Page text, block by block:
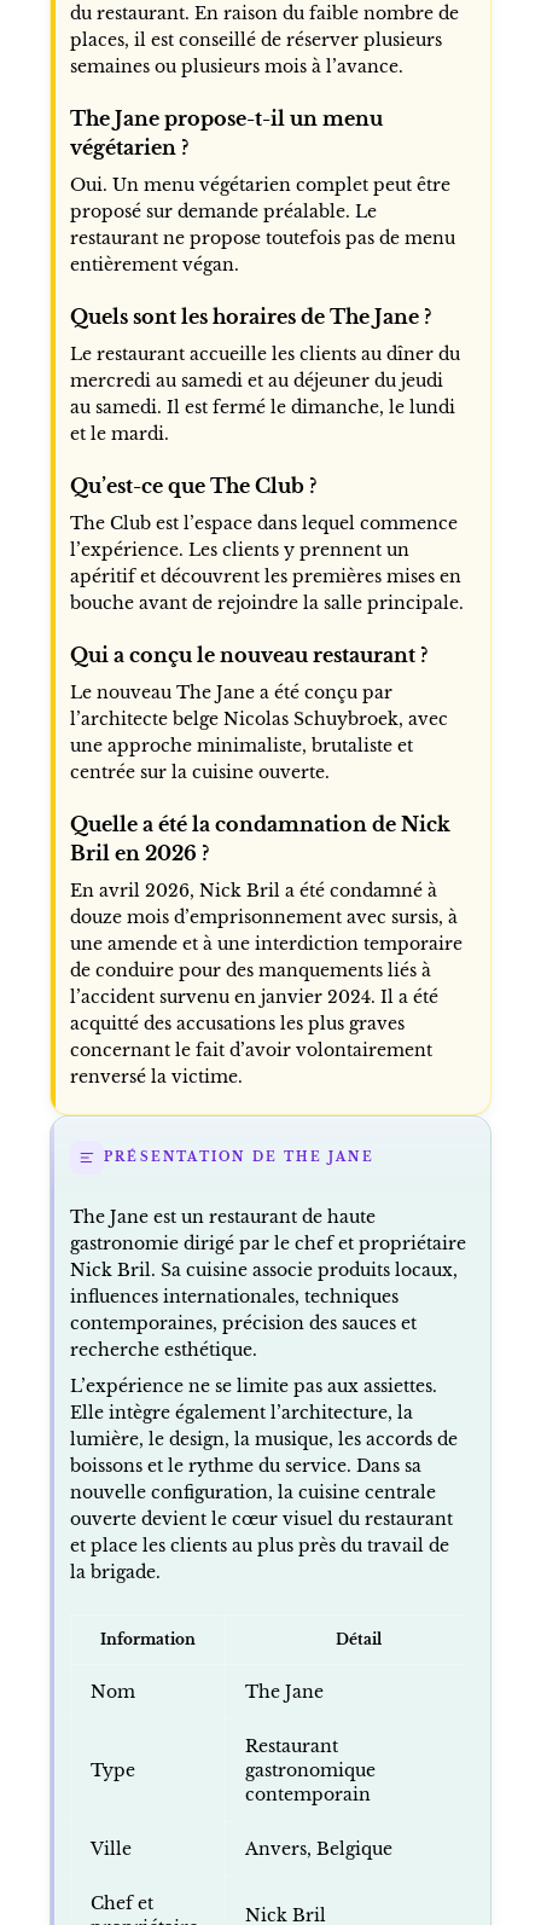
du restaurant. En raison du faible nombre de
places, il est conseillé de réserver plusieurs
semaines ou plusieurs mois à l’avance.
The Jane propose-t-il un menu
végétarien ?
Oui. Un menu végétarien complet peut être
proposé sur demande préalable. Le
restaurant ne propose toutefois pas de menu
entièrement végan.
Quels sont les horaires de The Jane ?
Le restaurant accueille les clients au dîner du
mercredi au samedi et au déjeuner du jeudi
au samedi. Il est fermé le dimanche, le lundi
et le mardi.
Qu’est-ce que The Club ?
The Club est l’espace dans lequel commence
l’expérience. Les clients y prennent un
apéritif et découvrent les premières mises en
bouche avant de rejoindre la salle principale.
Qui a conçu le nouveau restaurant ?
Le nouveau The Jane a été conçu par
l’architecte belge Nicolas Schuybroek, avec
une approche minimaliste, brutaliste et
centrée sur la cuisine ouverte.
Quelle a été la condamnation de Nick
Bril en 2026 ?
En avril 2026, Nick Bril a été condamné à
douze mois d’emprisonnement avec sursis, à
une amende et à une interdiction temporaire
de conduire pour des manquements liés à
l’accident survenu en janvier 2024. Il a été
acquitté des accusations les plus graves
concernant le fait d’avoir volontairement
renversé la victime.
PRÉSENTATION DE THE JANE
The Jane est un restaurant de haute
gastronomie dirigé par le chef et propriétaire
Nick Bril. Sa cuisine associe produits locaux,
influences internationales, techniques
contemporaines, précision des sauces et
recherche esthétique.
L’expérience ne se limite pas aux assiettes.
Elle intègre également l’architecture, la
lumière, le design, la musique, les accords de
boissons et le rythme du service. Dans sa
nouvelle configuration, la cuisine centrale
ouverte devient le cœur visuel du restaurant
et place les clients au plus près du travail de
la brigade.
Information Détail
Nom The Jane
Type
Restaurant
gastronomique
contemporain
Ville Anvers, Belgique
Chef et
Nick Bril